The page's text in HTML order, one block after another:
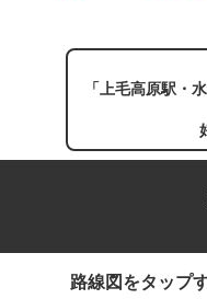
「上毛高原駅・
路線図をタップ